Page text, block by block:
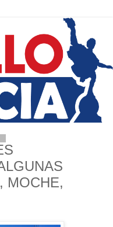
MOCHE,